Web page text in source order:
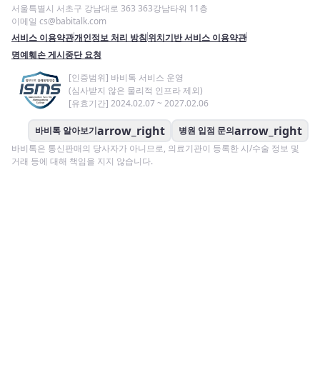
서울특별시 서초구 강남대로 363 363강남타워 11층
이메일 cs@babitalk.com
서비스 이용약관개인정보 처리 방침위치기반 서비스 이용약관
명예훼손 게시중단 요청
[인증범위] 바비톡 서비스 운영
(심사받지 않은 물리적 인프라 제외)
[유효기간] 2024.02.07 ~ 2027.02.06
바비톡 알아보기arrow_right 병원 입점 문의arrow_right
바비톡은 통신판매의 당사자가 아니므로, 의료기관이 등록한 시/수술 정보 및
거래 등에 대해 책임을 지지 않습니다.